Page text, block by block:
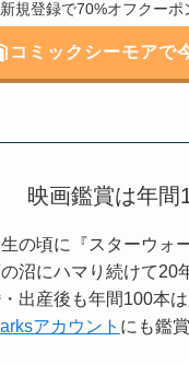
規登録で70%オフクーポ
コミックシーモアで
映画鑑賞は年間
の頃に『スターウォ
沼にハマり続けて20
出産後も年間100本は
アカウント にも鑑